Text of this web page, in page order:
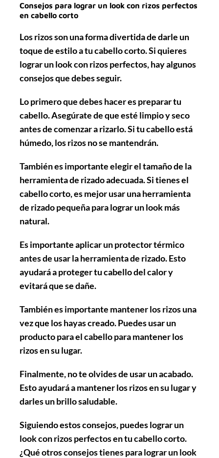
Consejos para lograr un look con rizos perfectos
en cabello corto
Los rizos son una forma divertida de darle un
toque de estilo a tu cabello corto. Si quieres
lograr un look con rizos perfectos, hay algunos
consejos que debes seguir.
Lo primero que debes hacer espreparar tu
cabello. Asegúrate de que esté limpio y seco
antes de comenzar a rizarlo. Si tu cabello está
húmedo, los rizos no se mantendrán.
También es importanteelegir el tamaño de la
herramienta de rizadoadecuada. Si tienes el
cabello corto, es mejor usar una herramienta
de rizado pequeña para lograr un look más
natural.
Es importanteaplicar un protector térmico
antes de usar la herramienta de rizado. Esto
ayudará a proteger tu cabello del calor y
evitará que se dañe.
También es importante mantener los rizosuna
vez que los hayas creado. Puedes usar un
producto para el cabello para mantener los
rizos en su lugar.
Finalmente,no te olvides de usar un acabado.
Esto ayudará a mantener los rizos en su lugar y
darles un brillo saludable.
Siguiendo estos consejos, puedes lograr un
look con rizos perfectos en tu cabello corto.
¿Qué otros consejos tienes para lograr un look